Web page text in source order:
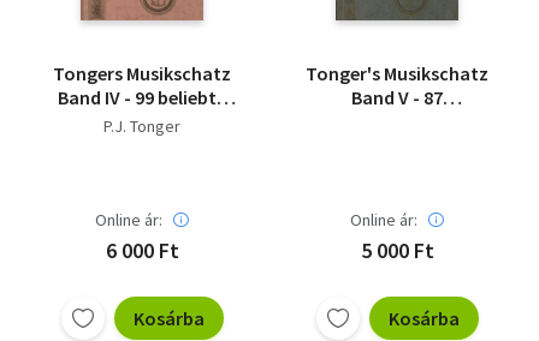
Tongers Musikschatz
Band IV - 99 beliebte
klavierstücke und
P.J. Tonger
Online ár:
6 000 Ft
Kosárba
Tonger's Musikschatz
Band V - 87
Online ár:
5 000 Ft
Kosárba